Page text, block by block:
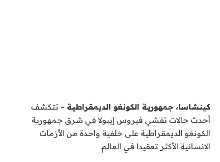
كينشاسا، جمهورية الكونغو الديمقراطية – تتكشف
أحدث حالات تفشي فيروس إيبولا في شرق جمهورية
الكونغو الديمقراطية على خلفية واحدة من الأزمات
الإنسانية الأكثر تعقيدا في العالم.